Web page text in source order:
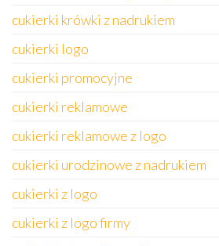
cukierki krówki z nadrukiem
cukierki logo
cukierki promocyjne
cukierki reklamowe
cukierki reklamowe z logo
cukierki urodzinowe z nadrukiem
cukierki z logo
cukierki z logo firmy